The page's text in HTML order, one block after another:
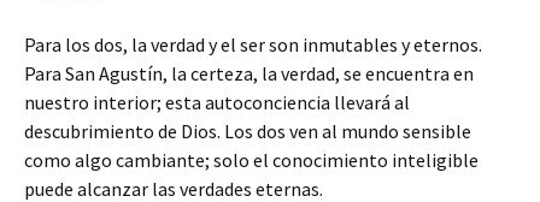
Para los dos, la verdad y el ser son inmutables y eternos.
Para San Agustín, la certeza, la verdad, se encuentra en
nuestro interior; esta autoconciencia llevará al
descubrimiento de Dios. Los dos ven al mundo sensible
como algo cambiante; solo el conocimiento inteligible
puede alcanzar las verdades eternas.